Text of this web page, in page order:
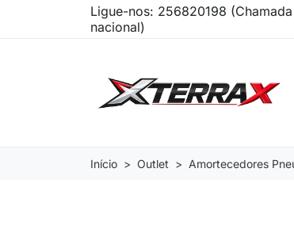
Ligue-nos: 256820198
nacional)
Início Outlet Amortecedores